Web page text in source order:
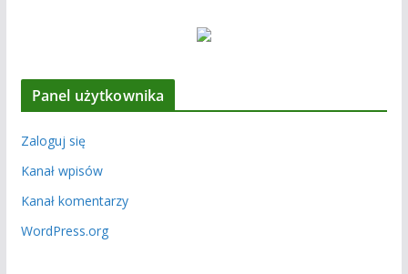
Panel użytkownika
Zaloguj się
Kanał wpisów
Kanał komentarzy
WordPress.org